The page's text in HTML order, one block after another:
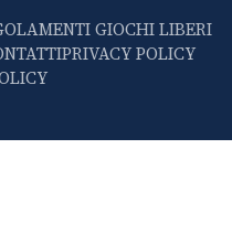
GIOCHI LIBERI
PRIVACY POLICY